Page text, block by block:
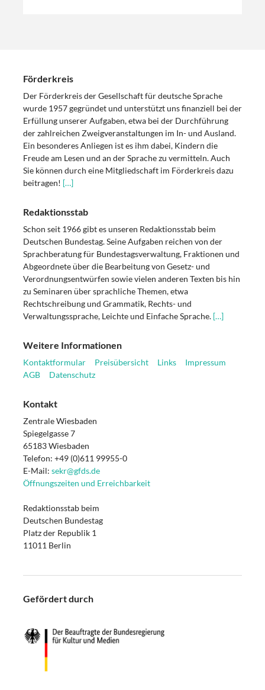
Förderkreis
Der Förderkreis der Gesellschaft für deutsche Sprache
wurde 1957 gegründet und unterstützt uns finanziell bei der
Erfüllung unserer Aufgaben, etwa bei der Durchführung
der zahlreichen Zweigveranstaltungen im In- und Ausland.
Ein besonderes Anliegen ist es ihm dabei, Kindern die
Freude am Lesen und an der Sprache zu vermitteln. Auch
Sie können durch eine Mitgliedschaft im Förderkreis dazu
beitragen! […]
Redaktionsstab
Schon seit 1966 gibt es unseren Redaktionsstab beim
Deutschen Bundestag. Seine Aufgaben reichen von der
Sprachberatung für Bundestagsverwaltung, Fraktionen und
Abgeordnete über die Bearbeitung von Gesetz- und
Verordnungsentwürfen sowie vielen anderen Texten bis hin
zu Seminaren über sprachliche Themen, etwa
Rechtschreibung und Grammatik, Rechts- und
Verwaltungssprache, Leichte und Einfache Sprache. […]
Weitere Informationen
Kontaktformular Preisübersicht Links
Impressum
AGB
Datenschutz
Kontakt
Zentrale Wiesbaden
Spiegelgasse 7
65183 Wiesbaden
Telefon: +49 (0)611 99955-0
E-Mail: sekr@gfds.de
Öffnungszeiten und Erreichbarkeit
Redaktionsstab beim
Deutschen Bundestag
Platz der Republik 1
11011 Berlin
Gefördert durch